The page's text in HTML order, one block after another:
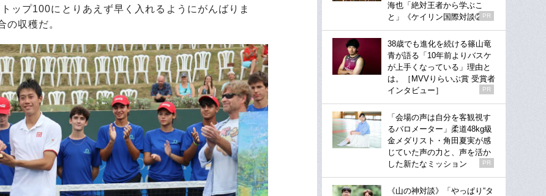
ップ100にとりあえず早く入れるようにがんばりま
の収穫だ。
海也「絶対王者から学ぶこ
と」《ケイリン国際対談②》
PR
38歳でも進化を続ける篠山竜
青が語る「10年前よりバスケ
が上手くなっている」理由と
は。［MVVりらいぶ賞 受賞者
インタビュー］
PR
「会場の声は自分を客観視す
るバロメーター」柔道48kg級
金メダリスト・角田夏実が感
じていた声の力と、声を活か
した新たなミッション
PR
《山の神対談》「やっぱり“タ